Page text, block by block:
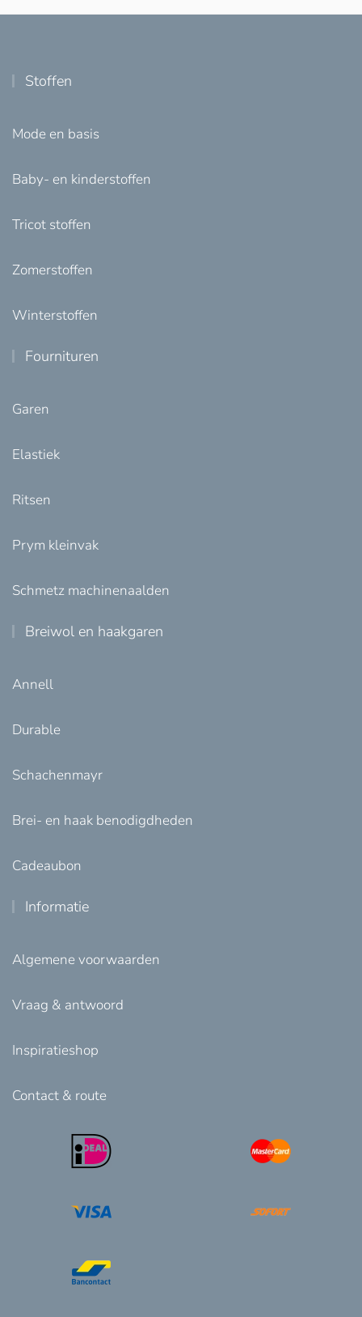
Stoffen
Mode en basis
Baby- en kinderstoffen
Tricot stoffen
Zomerstoffen
Winterstoffen
Fournituren
Garen
Elastiek
Ritsen
Prym kleinvak
Schmetz machinenaalden
Breiwol en haakgaren
Annell
Durable
Schachenmayr
Brei- en haak benodigdheden
Cadeaubon
Informatie
Algemene voorwaarden
Vraag & antwoord
Inspiratieshop
Contact & route